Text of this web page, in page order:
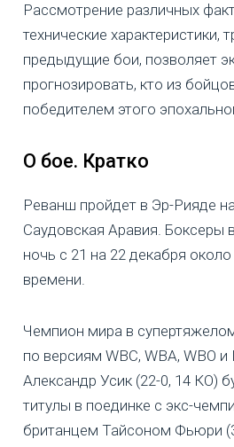
Рассмотрение различных
технические характеристики,
предыдущие бои, позволяет
прогнозировать, кто из
победителем этого
О бое. Кратко
Реванш пройдет в Эр-Рияде
Саудовская Аравия. Боксеры
ночь с 21 на 22 декабря
времени.
Чемпион мира в
по версиям WBC, WBA, WBO и
Александр Усик (22-0, 14 КО)
титулы в поединке с экс-
британцем Тайсоном Фьюри